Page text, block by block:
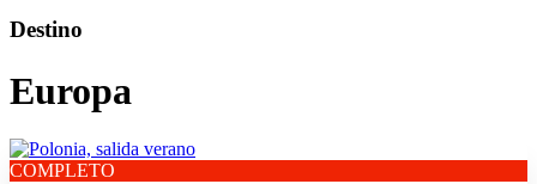
Destino
Europa
COMPLETO